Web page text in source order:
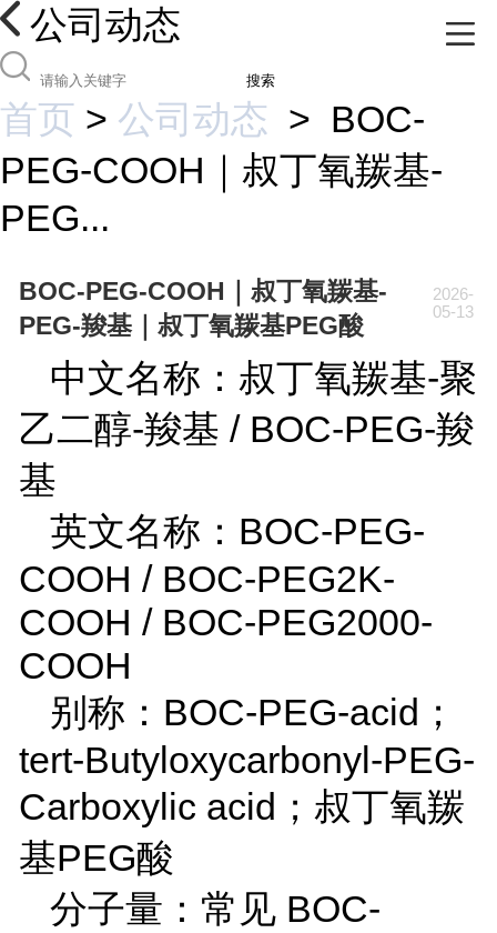
公司动态
搜索
首页 > 公司动态 > BOC-
PEG-COOH｜叔丁氧羰基-
PEG...
BOC-PEG-COOH｜叔丁氧羰基-
PEG-羧基｜叔丁氧羰基PEG酸
2026-
05-13
中文名称： 叔丁氧羰基-聚
乙二醇-羧基 / BOC-PEG-羧
基
英文名称： BOC-PEG-
COOH / BOC-PEG2K-
COOH / BOC-PEG2000-
COOH
别称： BOC-PEG-acid ；
tert-Butyloxycarbonyl-PEG-
Carboxylic acid ；叔丁氧羰
基PEG酸
分子量： 常见 BOC-